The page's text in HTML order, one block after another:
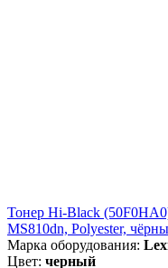
Тонер Hi-Black
MS810dn, Polyester,
Марка оборудования:
Цвет: черный